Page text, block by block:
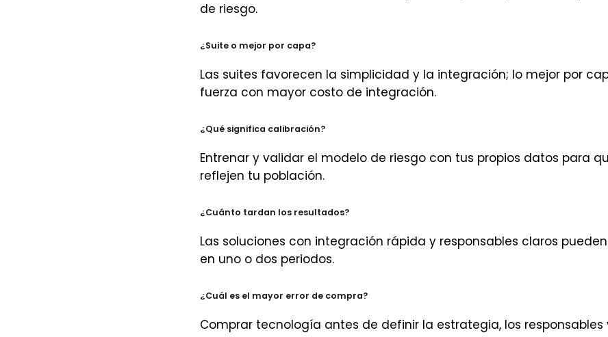
de riesgo.
¿Suite o mejor por capa?
Las suites favorecen la simplicidad y la integración; lo mejor por
fuerza con mayor costo de integración.
¿Qué significa calibración?
Entrenar y validar el modelo de riesgo con tus propios datos para
reflejen tu población.
¿Cuánto tardan los resultados?
Las soluciones con integración rápida y responsables claros
en uno o dos periodos.
¿Cuál es el mayor error de compra?
Comprar tecnología antes de definir la estrategia, los